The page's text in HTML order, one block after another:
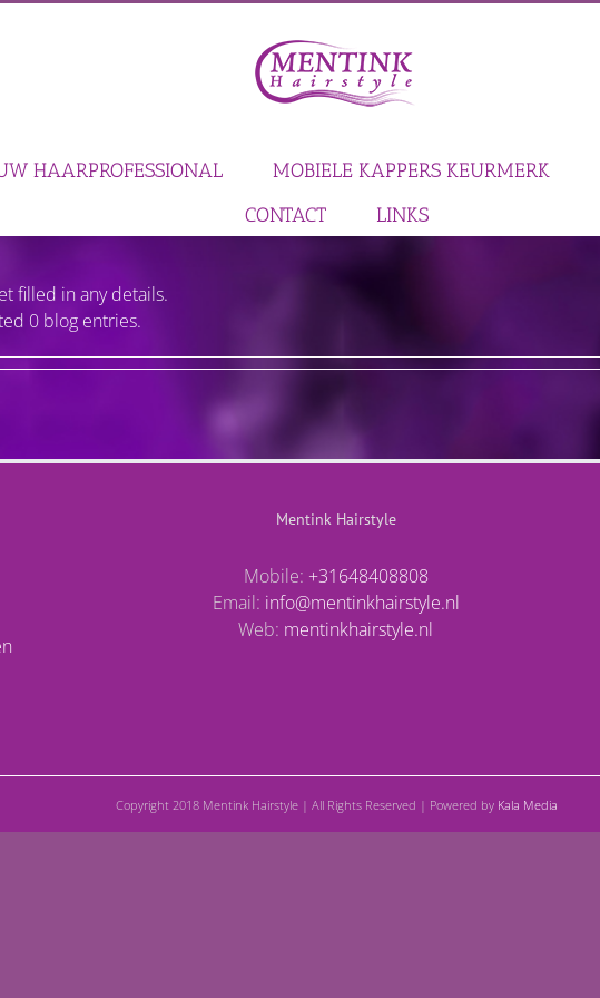
HAARPROFESSIONAL MOBIELE KAPPERS KEURMERK
CONTACT
LINKS
filled in any details.
0 blog entries.
Mentink Hairstyle
Mobile: +31648408808
Email: info@mentinkhairstyle.nl
Web: mentinkhairstyle.nl
Copyright 2018 Mentink Hairstyle | All Rights Reserved | Powered by Kala Media